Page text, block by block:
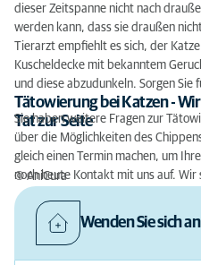
dieser Zeitspanne nicht nach
werden kann, dass sie draußen
Tierarzt empfiehlt es sich, der
Kuscheldecke mit bekanntem
und diese abzudunkeln. Sorgen Sie
Tätowierung bei Katzen -
Tat zur Seite
Sie haben weitere Fragen zur
über die Möglichkeiten des
gleich einen Termin machen, um
noch heute Kontakt mit uns auf. Wir
© AniCura
Wenden Sie sich